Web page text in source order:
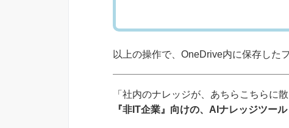
以上の操作で、OneDrive内に保存した
「社内のナレッジが、あちらこちらに
『非IT企業』向けの、AIナレッジツール